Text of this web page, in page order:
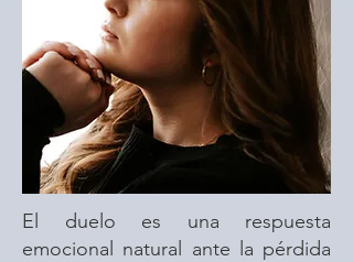
El duelo es una respuesta
emocional natural ante la pérdida